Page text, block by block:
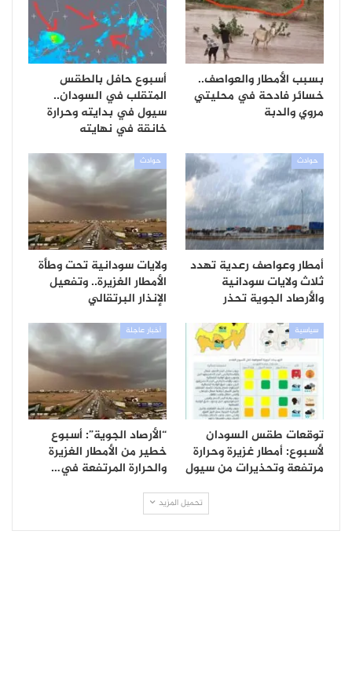
بسبب الأمطار والعواصف..
خسائر فادحة في محليتي
مروي والدبة
أسبوع حافل بالطقس
المتقلب في السودان..
سيول في بدايته وحرارة
خانقة في نهايته
حوادث
أمطار وعواصف رعدية تهدد
ثلاث ولايات سودانية
والأرصاد الجوية تحذر
حوادث
ولايات سودانية تحت وطأة
الأمطار الغزيرة.. وتفعيل
الإنذار البرتقالي
سياسية
توقعات طقس السودان
لأسبوع: أمطار غزيرة وحرارة
مرتفعة وتحذيرات من سيول
أخبار عاجلة
“الأرصاد الجوية”: أسبوع
خطير من الأمطار الغزيرة
والحرارة المرتفعة في…
تحميل المزيد